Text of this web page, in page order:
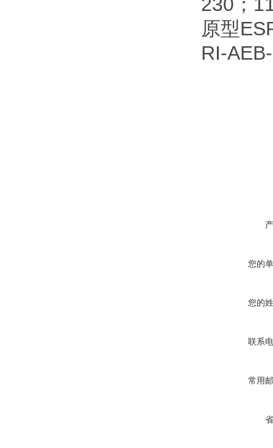
原型
RI-
您的
您的
联系
常用